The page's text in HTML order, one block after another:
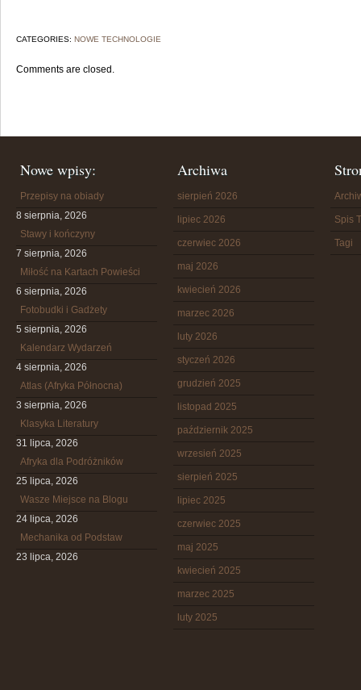
CATEGORIES: NOWE TECHNOLOGIE
Comments are closed.
Nowe wpisy:
Przepisy na obiady
8 sierpnia, 2026
Stawy i kończyny
7 sierpnia, 2026
Miłość na Kartach Powieści
6 sierpnia, 2026
Fotobudki i Gadżety
5 sierpnia, 2026
Kalendarz Wydarzeń
4 sierpnia, 2026
Atlas (Afryka Północna)
3 sierpnia, 2026
Klasyka Literatury
31 lipca, 2026
Afryka dla Podróżników
25 lipca, 2026
Wasze Miejsce na Blogu
24 lipca, 2026
Mechanika od Podstaw
23 lipca, 2026
Archiwa
sierpień 2026
lipiec 2026
czerwiec 2026
maj 2026
kwiecień 2026
marzec 2026
luty 2026
styczeń 2026
grudzień 2025
listopad 2025
październik 2025
wrzesień 2025
sierpień 2025
lipiec 2025
czerwiec 2025
maj 2025
kwiecień 2025
marzec 2025
luty 2025
Spis
Tagi